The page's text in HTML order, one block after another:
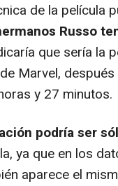
de la película
Russo
que sería la
Marvel,
y 27 minutos.
podría ser
ya que en los
aparece el